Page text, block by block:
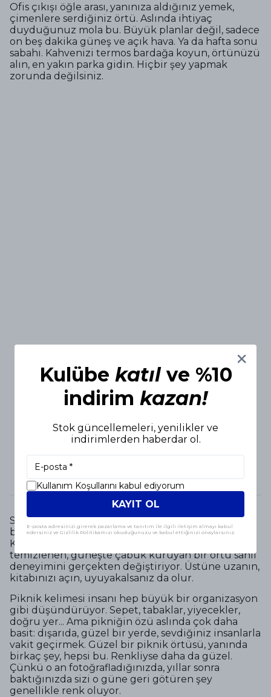
Ofis çıkışı öğle arası, yanınıza aldığınız yemek,
çimenlere serdiğiniz örtü. Aslında ihtiyaç
duyduğunuz mola bu. Büyük planlar değil, sadece
on beş dakika güneş ve açık hava. Ya da hafta sonu
sabahı. Kahvenizi termos bardağa koyun, örtünüzü
alın, en yakın parka gidin. Hiçbir şey yapmak
zorunda değilsiniz.
Sahilde de aynı his. Güneş kremi, su, kulaklık ve iyi
bir pamuklu örtü. Geri kalan her şey isteğe bağlı.
Kumun üzerinde rahat duran, silkelenince
temizlenen, güneşte çabuk kuruyan bir örtü sahil
deneyimini gerçekten değiştiriyor. Üstüne uzanın,
kitabınızı açın, uyuyakalsanız da olur.
Piknik kelimesi insanı hep büyük bir organizasyon
gibi düşündürüyor. Sepet, tabaklar, yiyecekler,
doğru yer... Ama pikniğin özü aslında çok daha
basit: dışarıda, güzel bir yerde, sevdiğiniz insanlarla
vakit geçirmek. Güzel bir piknik örtüsü, yanında
birkaç şey, hepsi bu. Renkliyse daha da güzel.
Çünkü o an fotoğrafladığınızda, yıllar sonra
baktığınızda sizi o güne geri götüren şey
genellikle renk oluyor.
Kulübe katılve %10
indirim kazan!
Stok güncellemeleri, yenilikler ve
indirimlerden haberdar ol.
Kullanım Koşullarını kabul ediyorum
KAYIT OL
E-posta adresinizi girerek pazarlama ve tanıtım ile ilgili iletişim almayı kabul
edersiniz ve Gizlilik Politikamızı okuduğunuzu ve kabul ettiğinizi onaylarsınız.